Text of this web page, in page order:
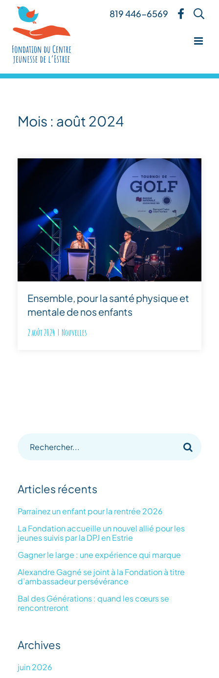
Skip
content
819 446-6569
Mois : août 2024
Ensemble, pour la santé physique et
mentale de nos enfants
2 août 2024 | Nouvelles
Recherche
site
:
Articles récents
Parrainez un enfant pour la rentrée 2026
La Fondation accueille un nouvel allié pour les
jeunes suivis par la DPJ en Estrie
Gagner le large : une expérience qui marque
Alexandre Gagné se joint à la Fondation à titre
d’ambassadeur persévérance
Bal des Générations : quand les cœurs se
rencontreront
Archives
juin 2026